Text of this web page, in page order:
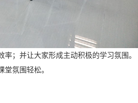
；并让大家形成主动积极的学习氛围。
氛围轻松。